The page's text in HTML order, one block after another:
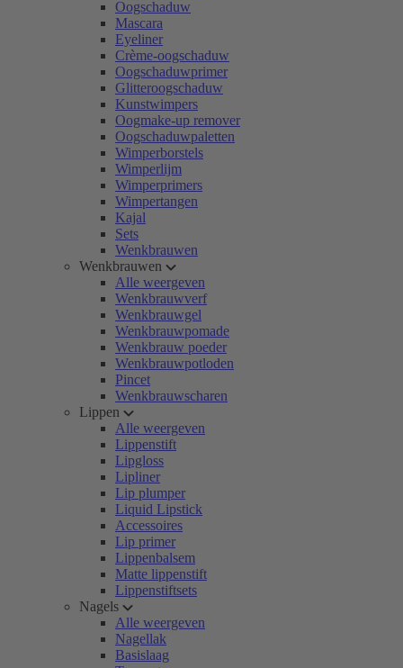
Oogschaduw
Mascara
Eyeliner
Crème-oogschaduw
Oogschaduwprimer
Glitteroogschaduw
Kunstwimpers
Oogmake-up remover
Oogschaduwpaletten
Wimperborstels
Wimperlijm
Wimperprimers
Wimpertangen
Kajal
Sets
Wenkbrauwen
Wenkbrauwen
Alle weergeven
Wenkbrauwverf
Wenkbrauwgel
Wenkbrauwpomade
Wenkbrauw poeder
Wenkbrauwpotloden
Pincet
Wenkbrauwscharen
Lippen
Alle weergeven
Lippenstift
Lipgloss
Lipliner
Lip plumper
Liquid Lipstick
Accessoires
Lip primer
Lippenbalsem
Matte lippenstift
Lippenstiftsets
Nagels
Alle weergeven
Nagellak
Basislaag